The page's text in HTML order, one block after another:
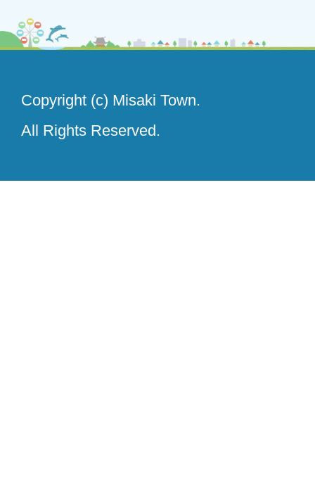
Copyright (c) Misaki Town.
All Rights Reserved.